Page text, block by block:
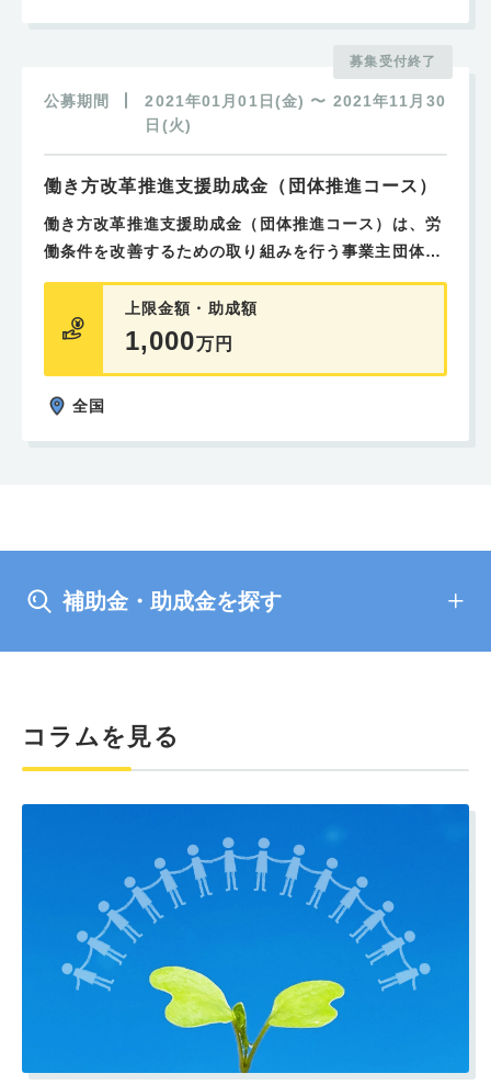
①令和3年度又は令和4年度内において有効な36協定
について、時間外・休日労働時間数を縮減し、月60時
間以下、又は月60時間を超え月80時間以下に上限を
設定する
休暇、新型コロナウイルス感染症対応のための休暇、
不妊治療のための休暇）の規定をいずれか１つ以上を
新たに導入する
③時間単位の年次有給休暇の規定を新たに導入する
労働時間短縮・年休促進支援コースの働き方改革推進
支援助成金では、以上のような取り組みを行うために
支出した経費（コンサルティング費用や研修費用な
募集受付終了
公募期間 2021年01月01日(金) 〜 2021年11月30
日(火)
働き方改革推進支援助成金（団体推進コース）
働き方改革推進支援助成金（団体推進コース）は、労
働条件を改善するための取り組みを行う事業主団体等
を対象とした助成金です。
「事業主団体等」とは、事業協同組合・信用協同組
成金（団体推進コース）は、事業主団体等の参加の事
業主のうち、労働者を雇用する事業主が、労働者の時
上限は500万円ですが、都道府県単位で構成された事
1,000万円となります。高額の助成金を受けることが
上限金額・助成額
1,000万円
全国
補助金・助成金を探す
コラムを見る